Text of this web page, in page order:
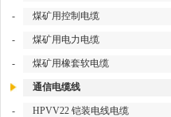
- 煤矿用控制电缆
- 煤矿用电力电缆
- 煤矿用橡套软电缆
通信电缆线
- HPVV22 铠装电线电缆